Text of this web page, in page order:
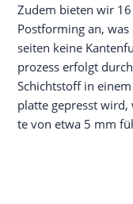
Zudem bie­ten wir
Post­forming an,
sei­ten kei­ne
pro­zess erfolgt
Schicht­stoff in
plat­te gepresst
te von etwa 5 mm